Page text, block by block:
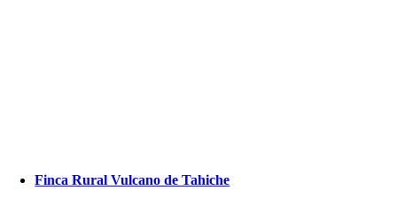
Finca Rural Vulcano de Tahiche